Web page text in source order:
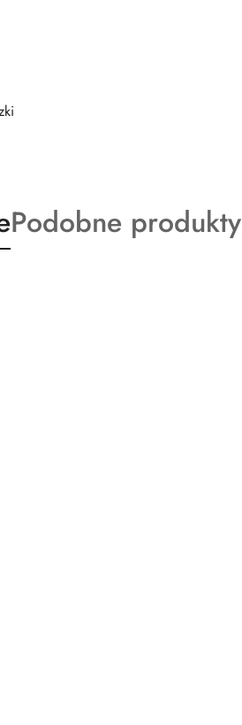
Produkty
o
Podobne produkty